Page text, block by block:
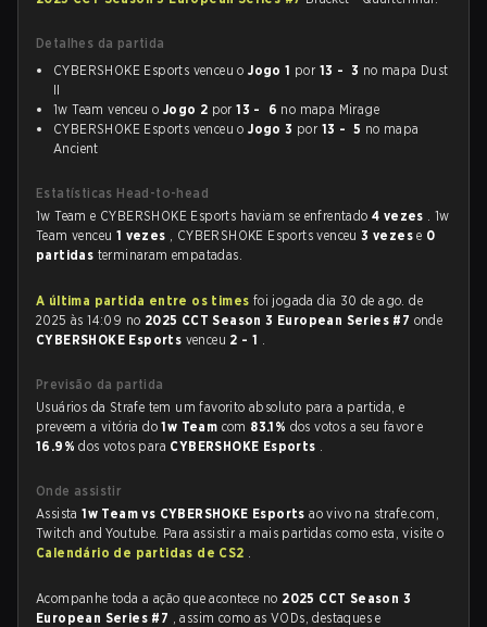
Detalhes da partida
CYBERSHOKE Esports venceu oJogo 1 por 13 - 3 no mapa Dust
II
1w Team venceu o Jogo 2 por13 - 6 no mapa Mirage
CYBERSHOKE Esports venceu oJogo 3 por 13 - 5 no mapa
Ancient
Estatísticas Head-to-head
1w Team e CYBERSHOKE Esports haviam se enfrentado 4 vezes . 1w
Team venceu 1 vezes , CYBERSHOKE Esports venceu3 vezese 0
partidas terminaram empatadas.
A última partida entre os times foi jogada dia 30 de ago. de
2025 às 14:09 no 2025 CCT Season 3 European Series #7 onde
CYBERSHOKE Esports venceu 2 - 1 .
Previsão da partida
Usuários da Strafe tem um favorito absoluto para a partida, e
preveem a vitória do1w Team com 83.1% dos votos a seu favor e
16.9%dos votos para CYBERSHOKE Esports .
Onde assistir
Assista1w Team vs CYBERSHOKE Esportsao vivo na strafe.com,
Twitch and Youtube. Para assistir a mais partidas como esta, visite o
Calendário de partidas de CS2 .
Acompanhe toda a ação que acontece no 2025 CCT Season 3
European Series #7 , assim como as VODs, destaques e